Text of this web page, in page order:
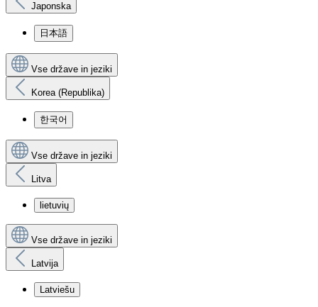
Japonska
日本語
Vse države in jeziki
Korea (Republika)
한국어
Vse države in jeziki
Litva
lietuvių
Vse države in jeziki
Latvija
Latviešu